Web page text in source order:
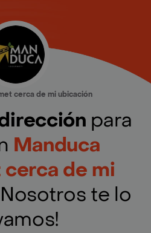
cerca de mi ubicación
para
Manduca
de mi
te lo